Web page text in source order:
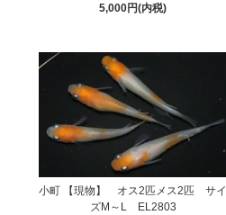
5,000円(内税)
小町 【現物】 オス2匹メス2匹 サイ
ズM～L EL2803